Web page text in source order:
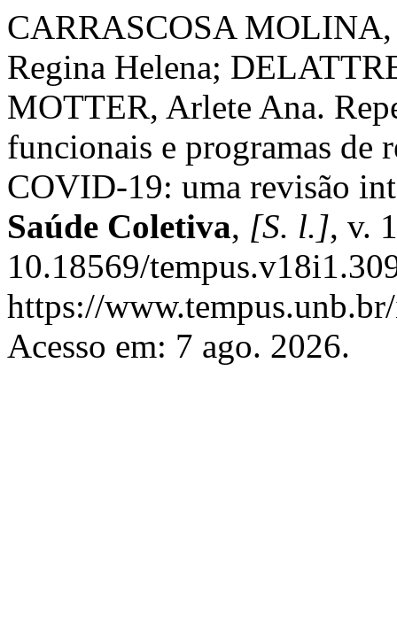
CARRASCOSA
Regina Helena;
MOTTER, Arlete Ana.
funcionais e programas de
COVID-19: uma revisão
Saúde Coletiva, [S. l.], v.
10.18569/
https://
Acesso em: 7 ago. 2026.